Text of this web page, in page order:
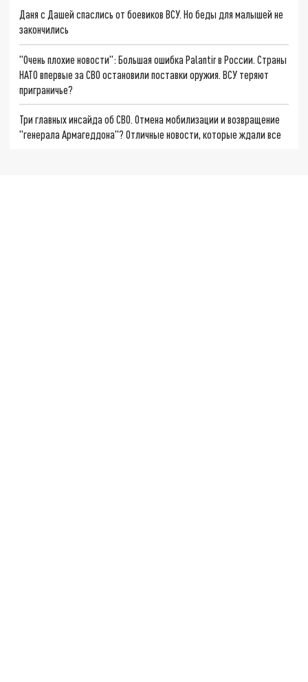
Даня с Дашей спаслись от боевиков ВСУ. Но беды для малышей не
закончились
"Очень плохие новости": Большая ошибка Palantir в России. Страны
НАТО впервые за СВО остановили поставки оружия. ВСУ теряют
приграничье?
Три главных инсайда об СВО. Отмена мобилизации и возвращение
"генерала Армагеддона"? Отличные новости, которые ждали все